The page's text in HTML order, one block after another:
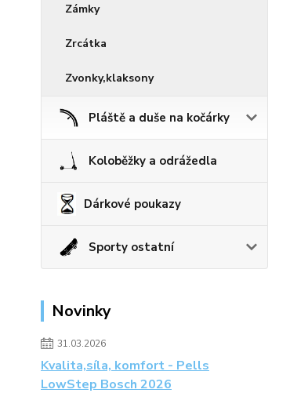
Zámky
Zrcátka
Zvonky,klaksony
Pláště a duše na kočárky
Koloběžky a odrážedla
Dárkové poukazy
Sporty ostatní
Novinky
31.03.2026
Kvalita,síla, komfort - Pells
LowStep Bosch 2026